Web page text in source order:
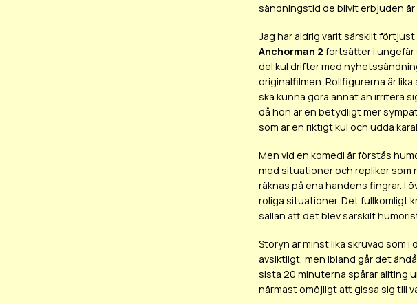
sändningstid de blivit erbjuden är
Jag har aldrig varit särskilt
Anchorman 2 fortsätter i ungefär
del kul drifter med
originalfilmen. Rollfigurerna är
ska kunna göra annat än irritera
då hon är en betydligt mer
som är en riktigt kul och udda
Men vid en komedi är förstås
med situationer och repliker som
räknas på ena handens fingrar. I
roliga situationer. Det fullkomligt
sällan att det blev särskilt
Storyn är minst lika skruvad som
avsiktligt, men ibland går det
sista 20 minuterna spårar allting
närmast omöjligt att gissa sig till